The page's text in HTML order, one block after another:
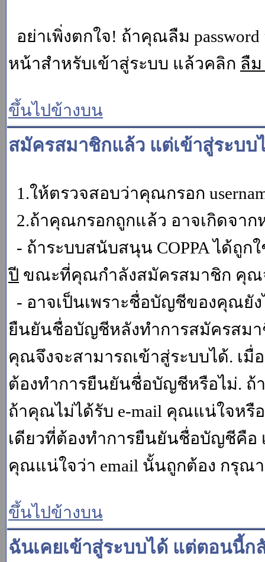
อย่าเพิ่งตกใจ! ถ้าคุณลืม
หน้าสำหรับเข้าสู่ระบบ แล้วคลิก ลืม
ขึ้นไปข้างบน
สมัครสมาชิกแล้ว แต่เข้าสู่ระบบ
1.ให้ตรวจสอบว่าคุณกรอก
2.ถ้าคุณกรอกถูกแล้ว อาจเกิดจาก
- ถ้าระบบสนับสนุน COPPA ได้ถู
ปี ขณะที่คุณกำลังสมัครสมาชิก คุ
- อาจเป็นเพราะชื่อบัญชีของคุณยั
ยืนยันชื่อบัญชีหลังทำการสมัครสมา
คุณจึงจะสามารถเข้าสู่ระบบได้. เ
ต้องทำการยืนยันชื่อบัญชีหรือไม่.
ถ้าคุณไม่ได้รับ e-mail คุณแน่ใจหรื
เดียวที่ต้องทำการยืนยันชื่อบัญชีคือ
คุณแน่ใจว่า email นั้นถูกต้อง กรุณ
ขึ้นไปข้างบน
ฉันเคยเข้าสู่ระบบได้ แต่ตอนนี้ก